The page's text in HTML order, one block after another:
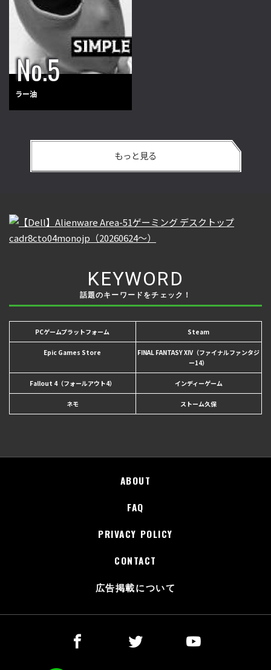
ラー油
もっと見る
KEYWORD
話題のキーワードをチェック！
PCゲームプラットフォーム Steam
Epic Games Store
FINAL FANTASY XIV（ファイナルファンタジ
ー14）
Fallout 4（フォールアウト4） インディーゲーム
ネモ ストーム久保
ABOUT
FAQ
PRIVACY POLICY
CONTACT
広告掲載について